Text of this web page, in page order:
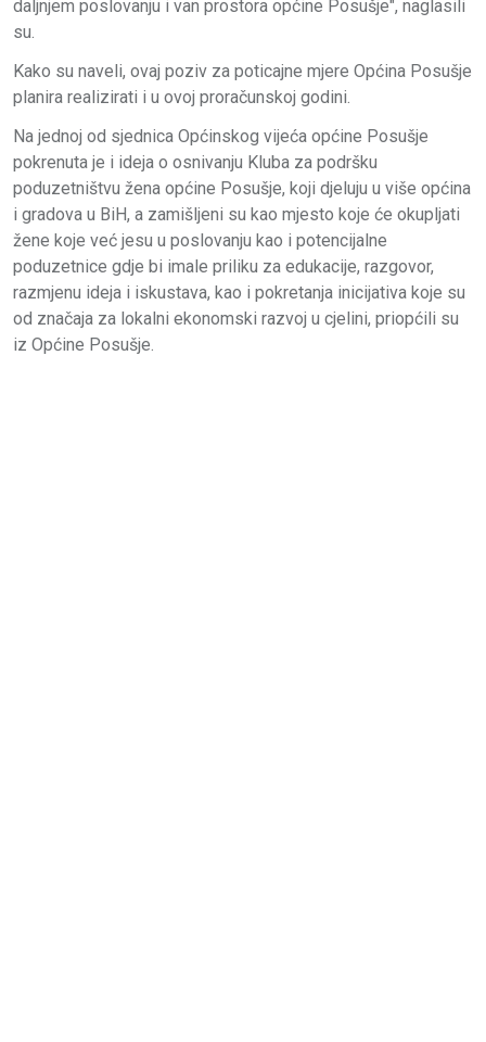
daljnjem poslovanju i van prostora općine Posušje", naglasili
su.
Kako su naveli, ovaj poziv za poticajne mjere Općina Posušje
planira realizirati i u ovoj proračunskoj godini.
Na jednoj od sjednica Općinskog vijeća općine Posušje
pokrenuta je i ideja o osnivanju Kluba za podršku
poduzetništvu žena općine Posušje, koji djeluju u više općina
i gradova u BiH, a zamišljeni su kao mjesto koje će okupljati
žene koje već jesu u poslovanju kao i potencijalne
poduzetnice gdje bi imale priliku za edukacije, razgovor,
razmjenu ideja i iskustava, kao i pokretanja inicijativa koje su
od značaja za lokalni ekonomski razvoj u cjelini, priopćili su
iz Općine Posušje.